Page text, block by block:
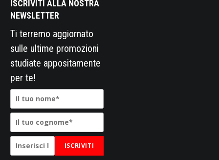
ISCRIVITI ALLA NOSTRA
NEWSLETTER
Ti terremo aggiornato
sulle ultime promozioni
studiate appositamente
per te!
ISCRIVITI